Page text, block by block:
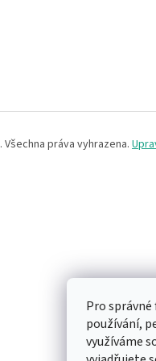
Pro
používání,
využíváme
. Všechna práva vyhrazena.